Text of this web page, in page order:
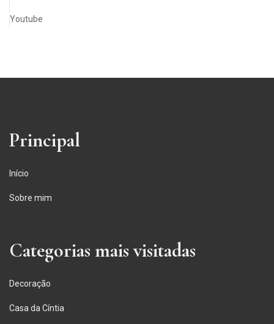
Youtube
Principal
Início
Sobre mim
Categorias mais visitadas
Decoração
Casa da Cíntia